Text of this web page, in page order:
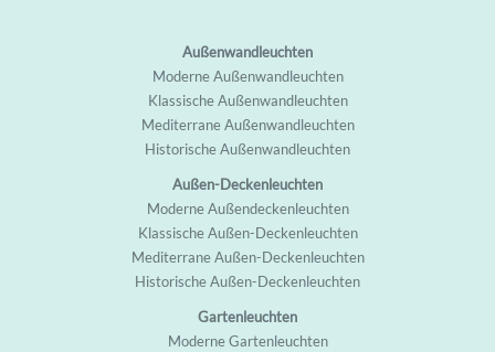
Außenwandleuchten
Moderne Außenwandleuchten
Klassische Außenwandleuchten
Mediterrane Außenwandleuchten
Historische Außenwandleuchten
Außen-Deckenleuchten
Moderne Außendeckenleuchten
Klassische Außen-Deckenleuchten
Mediterrane Außen-Deckenleuchten
Historische Außen-Deckenleuchten
Gartenleuchten
Moderne Gartenleuchten